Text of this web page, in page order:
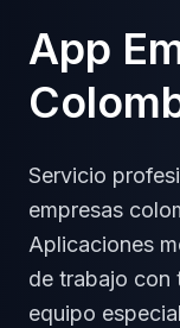
App
Servicio
empresas
Aplicaciones
de trabajo con
equipo